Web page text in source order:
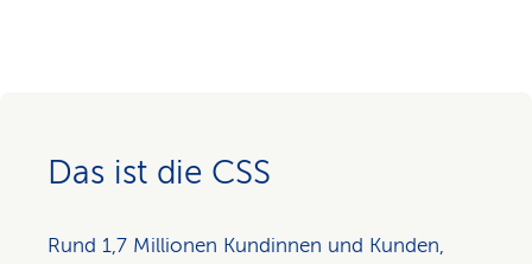
Das ist die CSS
Rund 1,7 Millionen Kundinnen und Kunden,